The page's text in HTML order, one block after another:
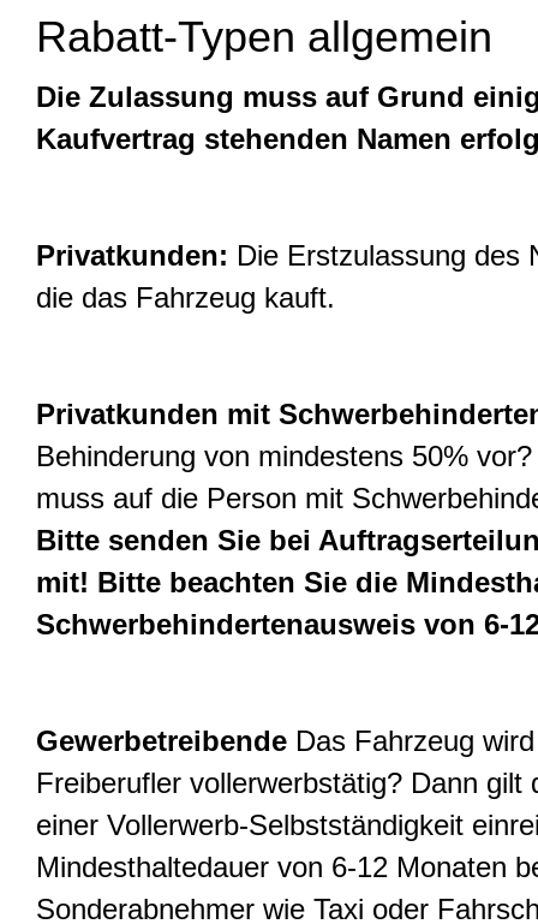
Rabatt-Typen allgemein
Die Zulassung muss auf Grund
Kaufvertrag stehenden Namen
Privatkunden: Die Erstzulassung des
die das Fahrzeug kauft.
Privatkunden mit
Behinderung von mindestens 50%
muss auf die Person mit
Bitte senden Sie bei
mit! Bitte beachten Sie die
Schwerbehindertenausweis von 6-
Gewerbetreibende Das Fahrzeug
Freiberufler vollerwerbstätig? Dann
einer Vollerwerb-Selbstständigkeit
Mindesthaltedauer von 6-12 Monaten
Sonderabnehmer wie Taxi oder